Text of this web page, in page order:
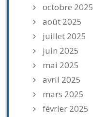
octobre 2025
août 2025
juillet 2025
juin 2025
mai 2025
avril 2025
mars 2025
février 2025